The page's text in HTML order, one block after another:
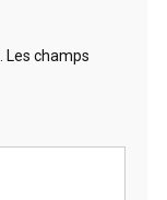
Les champs